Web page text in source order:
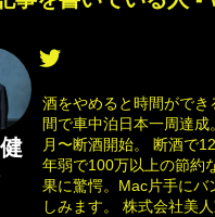
酒をやめると時間ができ
間で車中泊日本一周達
月〜断酒開始。 断酒で
年弱で100万以上の節約
果に驚愕。Mac片手にバ
しみます。 株式会社美